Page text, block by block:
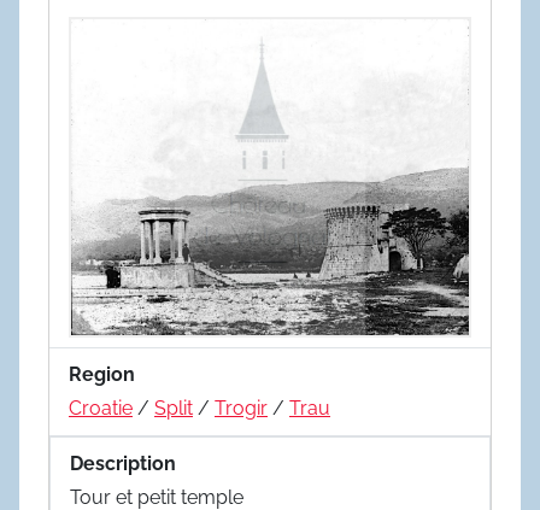
Region
Croatie / Split / Trogir / Trau
Description
Tour et petit temple